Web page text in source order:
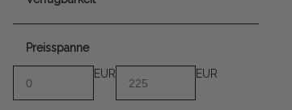
Preisspanne
EUR
EUR